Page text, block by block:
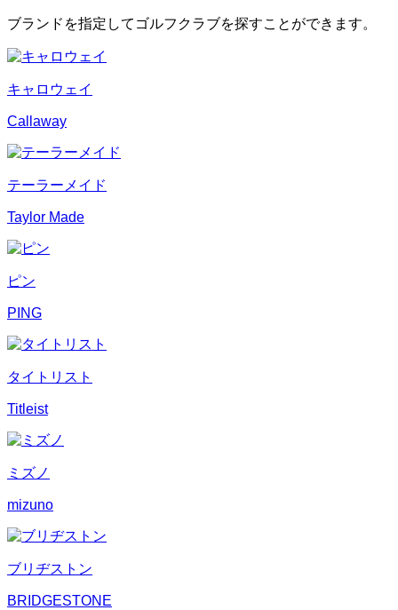
ブランドを指定してゴルフクラブを探すことができます。
キャロウェイ
Callaway
テーラーメイド
Taylor Made
ピン
PING
タイトリスト
Titleist
ミズノ
mizuno
ブリヂストン
BRIDGESTONE